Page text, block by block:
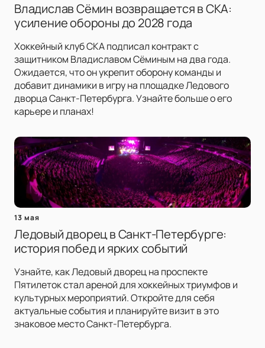
Владислав Сёмин возвращается в СКА:
усиление обороны до 2028 года
Хоккейный клуб СКА подписал контракт с
защитником Владиславом Сёминым на два года.
Ожидается, что он укрепит оборону команды и
добавит динамики в игру на площадке Ледового
дворца Санкт-Петербурга. Узнайте больше о его
карьере и планах!
13 мая
Ледовый дворец в Санкт-Петербурге:
история побед и ярких событий
Узнайте, как Ледовый дворец на проспекте
Пятилеток стал ареной для хоккейных триумфов и
культурных мероприятий. Откройте для себя
актуальные события и планируйте визит в это
знаковое место Санкт-Петербурга.